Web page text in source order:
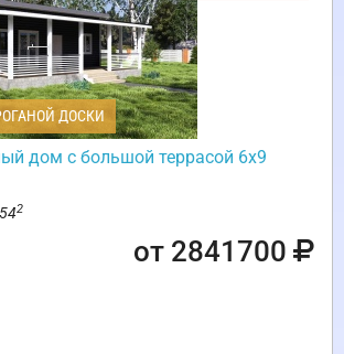
ДОСКИ
дом с большой террасой 6х9
2
от 2841700